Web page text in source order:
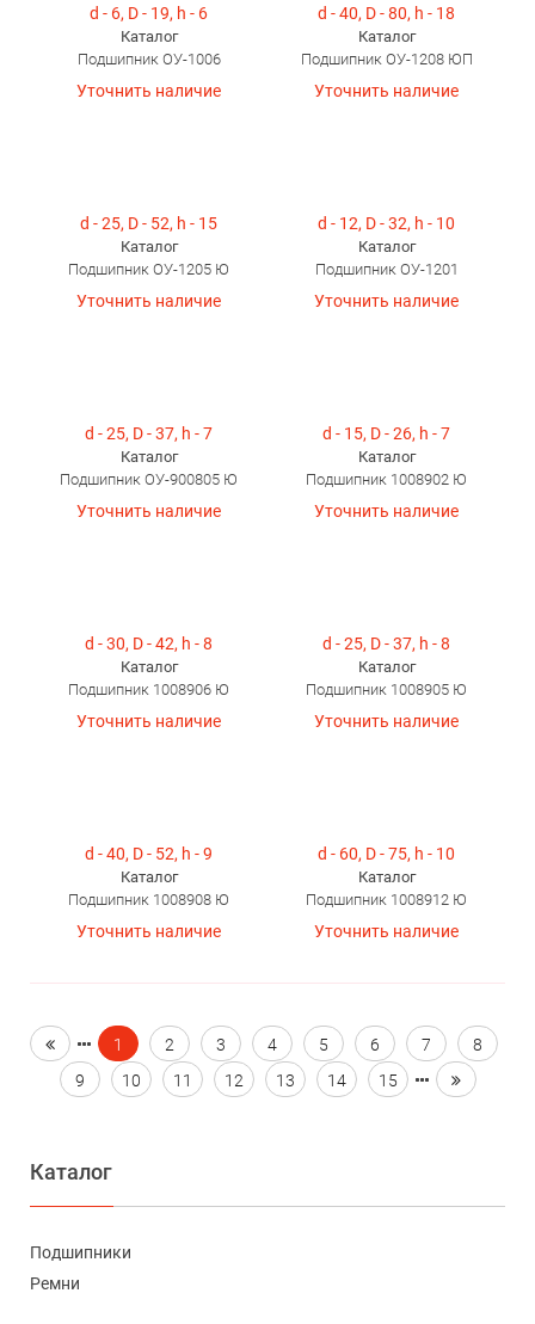
d - 6, D - 19, h - 6
Каталог
Подшипник ОУ-1006
Уточнить наличие
d - 40, D - 80, h - 18
Каталог
Подшипник ОУ-1208 ЮП
Уточнить наличие
d - 25, D - 52, h - 15
Каталог
Подшипник ОУ-1205 Ю
Уточнить наличие
d - 12, D - 32, h - 10
Каталог
Подшипник ОУ-1201
Уточнить наличие
d - 25, D - 37, h - 7
Каталог
Подшипник ОУ-900805 Ю
Уточнить наличие
d - 15, D - 26, h - 7
Каталог
Подшипник 1008902 Ю
Уточнить наличие
d - 30, D - 42, h - 8
Каталог
Подшипник 1008906 Ю
Уточнить наличие
d - 25, D - 37, h - 8
Каталог
Подшипник 1008905 Ю
Уточнить наличие
d - 40, D - 52, h - 9
Каталог
Подшипник 1008908 Ю
Уточнить наличие
d - 60, D - 75, h - 10
Каталог
Подшипник 1008912 Ю
Уточнить наличие
1 2 3 4 5 6 7
8
9
10 11 12 13 14 15
Каталог
Подшипники
Ремни